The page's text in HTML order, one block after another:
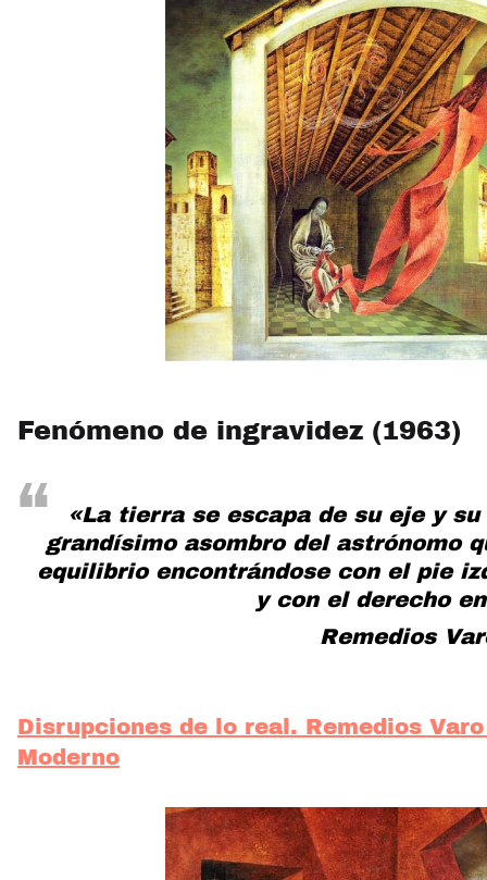
Fenómeno de ingravidez (1963)
«La tierra se escapa de su eje y
grandísimo asombro del astrónomo
equilibrio encontrándose con el pie
y con el derecho
Remedios
Disrupciones de lo real. Remedios
Moderno